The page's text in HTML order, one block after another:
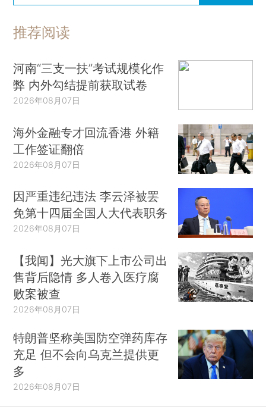
推荐阅读
河南“三支一扶”考试规模化作
弊 内外勾结提前获取试卷
2026年08月07日
海外金融专才回流香港 外籍
工作签证翻倍
2026年08月07日
因严重违纪违法 李云泽被罢
免第十四届全国人大代表职务
2026年08月07日
【我闻】光大旗下上市公司出
售背后隐情 多人卷入医疗腐
败案被查
2026年08月07日
特朗普坚称美国防空弹药库存
充足 但不会向乌克兰提供更
多
2026年08月07日